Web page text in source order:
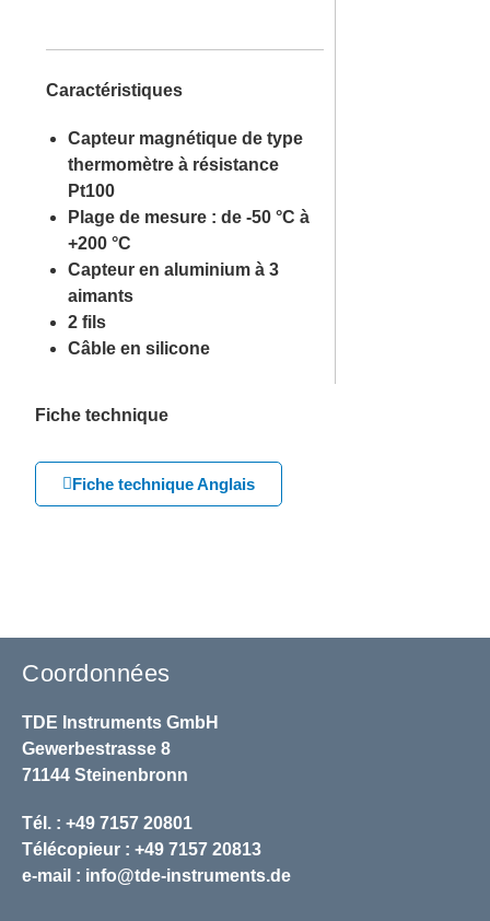
Caractéristiques
Capteur magnétique de type
thermomètre à résistance
Pt100
Plage de mesure : de -50 °C à
+200 °C
Capteur en aluminium à 3
aimants
2 fils
Câble en silicone
Fiche technique
Fiche technique Anglais
Coordonnées
TDE Instruments GmbH
Gewerbestrasse 8
71144 Steinenbronn
Tél. : +49 7157 20801
Télécopieur : +49 7157 20813
e-mail : info@tde-instruments.de